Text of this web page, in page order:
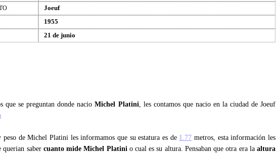
Joeuf
1955
21 de junio
que se preguntan donde nacioMichel Platini, les contamos que nacio en la ciudad de Joeuf
de Michel Platini les informamos que su estatura es de 1.77 metros, esta información les
querian saber cuanto mide Michel Platinio cual es su altura. Pensaban que otra era laaltura